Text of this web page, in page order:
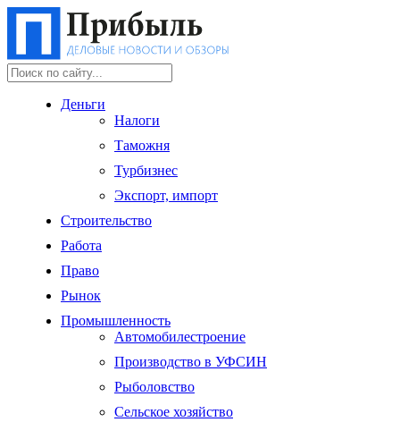
Деньги
Налоги
Таможня
Турбизнес
Экспорт, импорт
Строительство
Работа
Право
Рынок
Промышленность
Автомобилестроение
Производство в УФСИН
Рыболовство
Сельское хозяйство